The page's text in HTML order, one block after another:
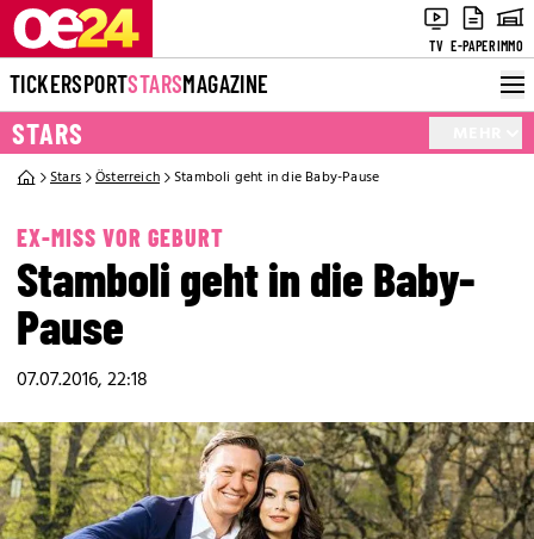
TV E-PAPERIMMO
TICKERSPORTSTARSMAGAZINE
STARS
Stars Österreich Stamboli geht in die Baby-Pause
EX-MISS VOR GEBURT
Stamboli geht in die Baby-
Pause
07.07.2016, 22:18